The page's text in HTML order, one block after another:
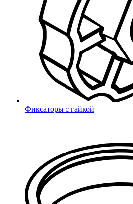
Фиксаторы с гайкой
Мебельные опоры
Под конфирмат, саморезы, TORX
Под
Под
Под шлиц TORX
Для саморезов
Термоусадка
Качели ГНЕЗДО
Конструкции
Площадки
Пирамиды